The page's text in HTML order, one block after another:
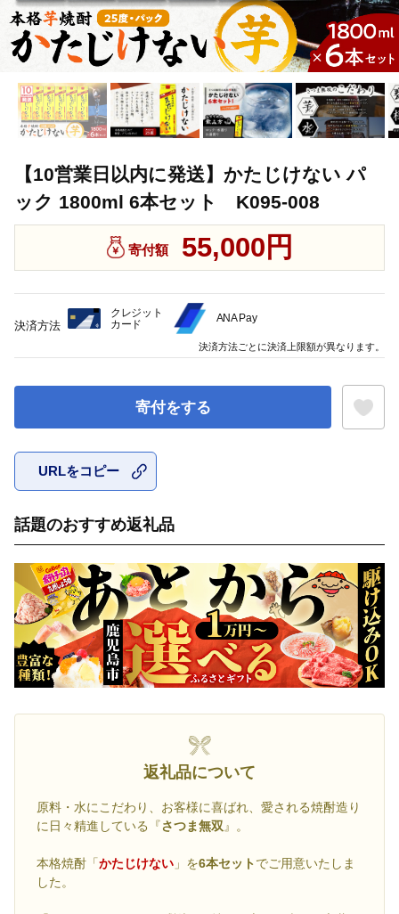
【10営業日以内に発送】かたじけない パ
ック 1800ml 6本セット K095-008
寄付額 55,000円
寄付をする
URLをコピー
話題のおすすめ返礼品
返礼品について
原料・水にこだわり、お客様に喜ばれ、愛される焼酎造り
に日々精進している『さつま無双 』。
本格焼酎「かたじけない 」を6本セットでご用意いたしま
した。
決済方法
クレジット
カード
ANA Pay
決済方法ごとに決済上限額が異なります。